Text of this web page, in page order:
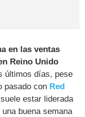
en las ventas
Reino Unido
últimos días, pese
pasado con Red
estar liderada
buena semana